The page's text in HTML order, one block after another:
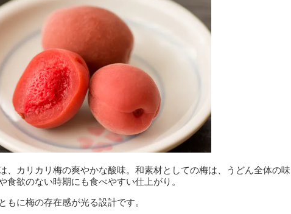
、カリカリ梅の爽やかな酸味。和素材としての梅は、うどん全体の味
食欲のない時期にも食べやすい仕上がり。
もに梅の存在感が光る設計です。